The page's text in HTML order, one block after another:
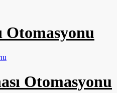
Otomasyonu
Otomasyonu